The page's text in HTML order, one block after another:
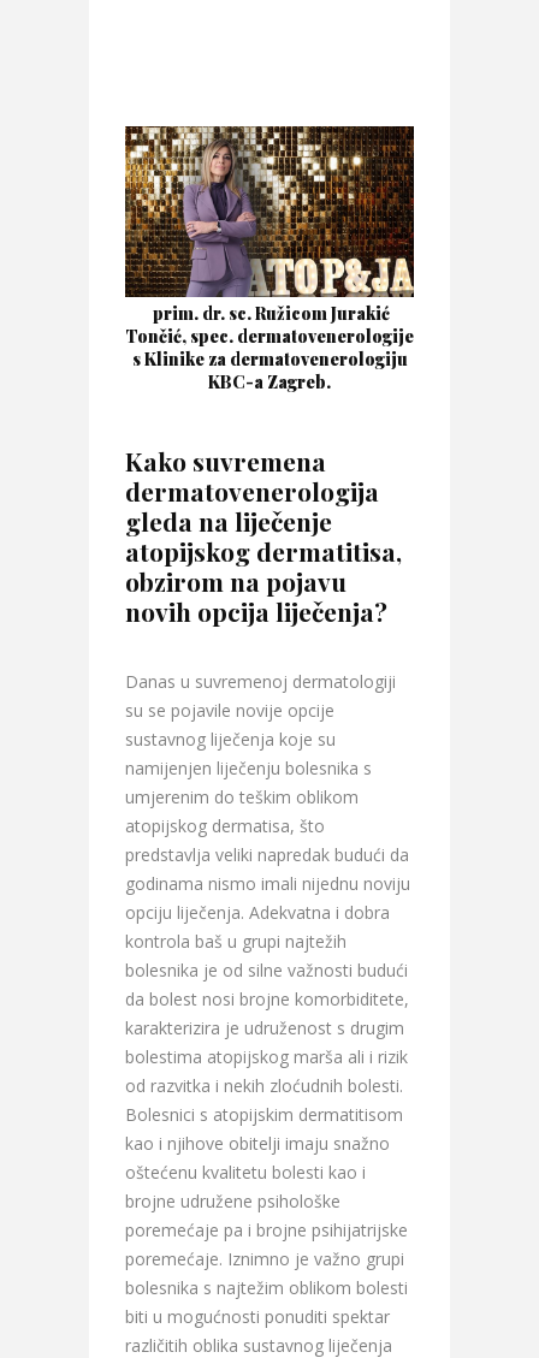
prim. dr. sc. Ružicom Jurakić
Tončić, spec. dermatovenerologije
s Klinike za dermatovenerologiju
KBC-a Zagreb.
Kako suvremena
dermatovenerologija
gleda na liječenje
atopijskog dermatitisa,
obzirom na pojavu
novih opcija liječenja?
Danas u suvremenoj dermatologiji
su se pojavile novije opcije
sustavnog liječenja koje su
namijenjen liječenju bolesnika s
umjerenim do teškim oblikom
atopijskog dermatisa, što
predstavlja veliki napredak budući da
godinama nismo imali nijednu noviju
opciju liječenja. Adekvatna i dobra
kontrola baš u grupi najtežih
bolesnika je od silne važnosti budući
da bolest nosi brojne komorbiditete,
karakterizira je udruženost s drugim
bolestima atopijskog marša ali i rizik
od razvitka i nekih zloćudnih bolesti.
Bolesnici s atopijskim dermatitisom
kao i njihove obitelji imaju snažno
oštećenu kvalitetu bolesti kao i
brojne udružene psihološke
poremećaje pa i brojne psihijatrijske
poremećaje. Iznimno je važno grupi
bolesnika s najtežim oblikom bolesti
biti u mogućnosti ponuditi spektar
različitih oblika sustavnog liječenja